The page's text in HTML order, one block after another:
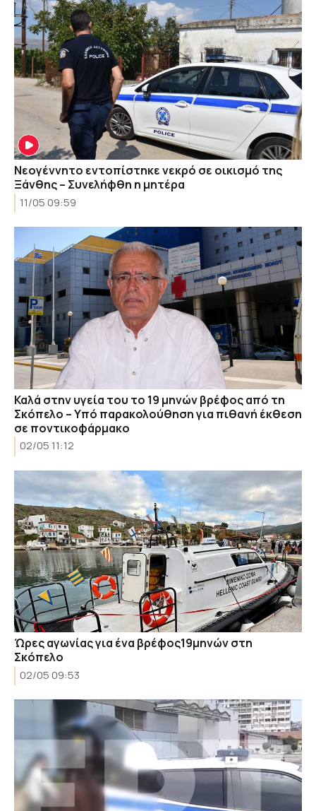
Νεογέννητο εντοπίστηκε νεκρό σε οικισμό της
Ξάνθης – Συνελήφθη η μητέρα
11/05 09:59
Καλά στην υγεία του το 19 μηνών βρέφος από τη
Σκόπελο – Υπό παρακολούθηση για πιθανή έκθεση
σε ποντικοφάρμακο
02/05 11:12
Ώρες αγωνίας για ένα βρέφος19μηνών στη
Σκόπελο
02/05 09:53